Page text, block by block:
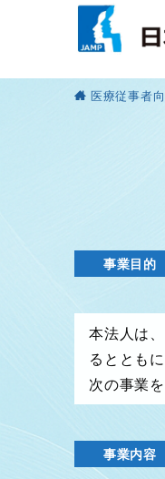
医療従事者
事業目的
本法人は
るととも
次の事業を
事業内容